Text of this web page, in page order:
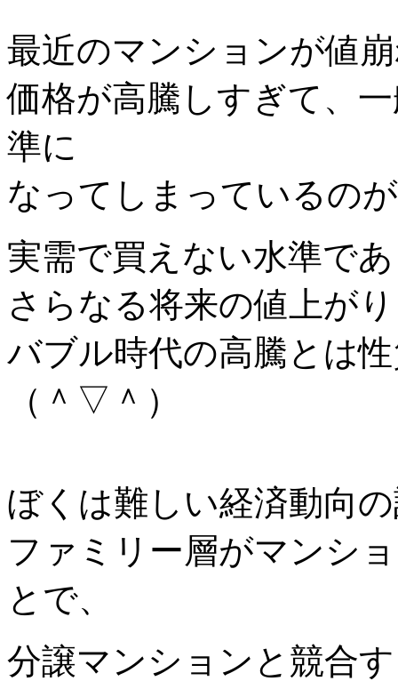
最近のマンションが値
価格が高騰しすぎて、
準に
なってしまっているの
実需で買えない水準で
さらなる将来の値上が
バブル時代の高騰とは
（＾▽＾）
ぼくは難しい経済動向
ファミリー層がマンシ
とで、
分譲マンションと競合